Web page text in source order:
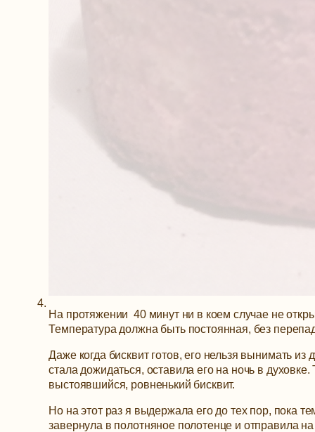
На протяжении 40 минут ни в коем случае не
Температура должна быть постоянная, без
Даже когда бисквит готов, его нельзя вынимать
стала дожидаться, оставила его на ночь в
выстоявшийся, ровненький бисквит.
Но на этот раз я выдержала его до тех пор, пока
завернула в полотняное полотенце и отправила